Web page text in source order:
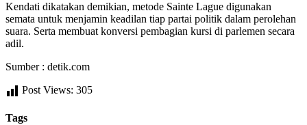
Kendati dikatakan demikian, metode Sainte Lague digunakan
semata untuk menjamin keadilan tiap partai politik dalam perolehan
suara. Serta membuat konversi pembagian kursi di parlemen secara
adil.
Sumber : detik.com
Post Views: 305
Tags